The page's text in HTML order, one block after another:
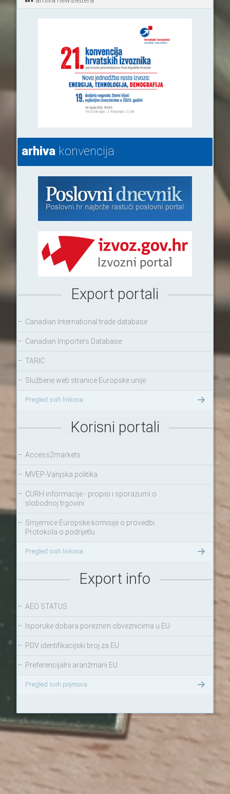
arhivakonvencija
Export portali
– Canadian International trade database
– Canadian Importers Database
– TARIC
– Službene web stranice Europske unije
Pregled svih linkova
Korisni portali
– Access2markets
– MVEP-Vanjska politika
– CURH informacije - propisi i sporazumi o
slobodnoj trgovini
– Smjernice Europske komisije o provedbi
Protokola o podrijetlu
Pregled svih linkova
Export info
– AEO STATUS
– Isporuke dobara poreznim obveznicima u EU
– PDV identifikacijski broj za EU
– Preferencijalni aranžmani EU
Pregled svih pojmova